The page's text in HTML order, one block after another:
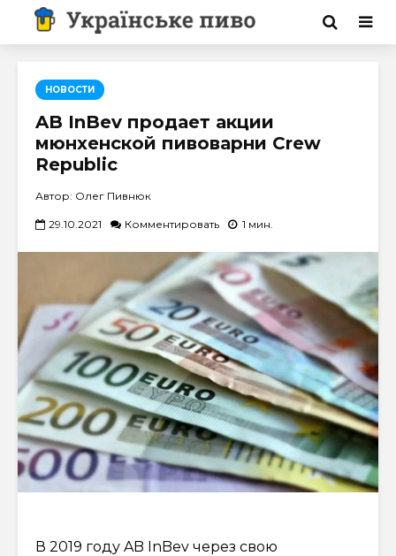
НОВОСТИ
AB InBev продает акции
мюнхенской пивоварни Crew
Republic
Автор: Олег Пивнюк
29.10.2021 Комментировать 1 мин.
В 2019 году AB InBev через свою